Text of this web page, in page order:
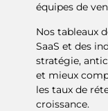
équipes de
Nos tableaux
SaaS et des
stratégie,
et mieux
les taux de
croissance.